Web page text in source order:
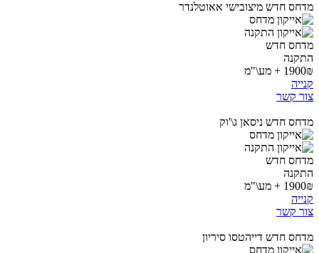
מדחס חדש מיצובישי אאוטלנדר
מדחס חדש
התקנה
1900₪ + מע\"מ
קנייה
צור קשר
מדחס חדש ניסאן ג\'וק
מדחס חדש
התקנה
1900₪ + מע\"מ
קנייה
צור קשר
מדחס חדש דייהטסו סיריון